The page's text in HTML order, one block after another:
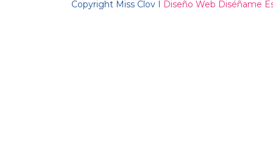
Copyright Miss Clov I Diseño Web Diséñame